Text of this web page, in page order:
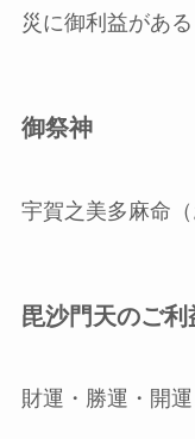
災に御利益があ
御祭神
宇賀之美多麻命
毘沙門天のご利
財運・勝運・開